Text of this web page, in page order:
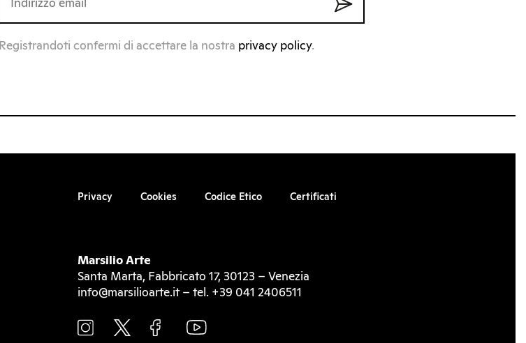
Registrandoti confermi di accettare la nostra privacy policy.
Privacy Cookies Codice Etico Certificati
Marsilio Arte
Santa Marta, Fabbricato 17, 30123 – Venezia
info@marsilioarte.it – tel. +39 041 2406511